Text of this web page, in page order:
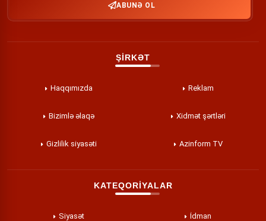
ABUNƏ OL
ŞİRKƏT
Haqqımızda Reklam
Bizimlə əlaqə Xidmət şərtləri
Gizlilik siyasəti Azinform TV
KATEQORİYALAR
Siyasət İdman